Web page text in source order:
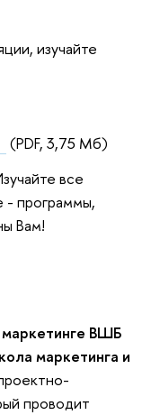
изучайте
(PDF, 3,75 Мб)
все
- программы,
Вам!
маркетинге ВШБ
маркетинга и
проводит